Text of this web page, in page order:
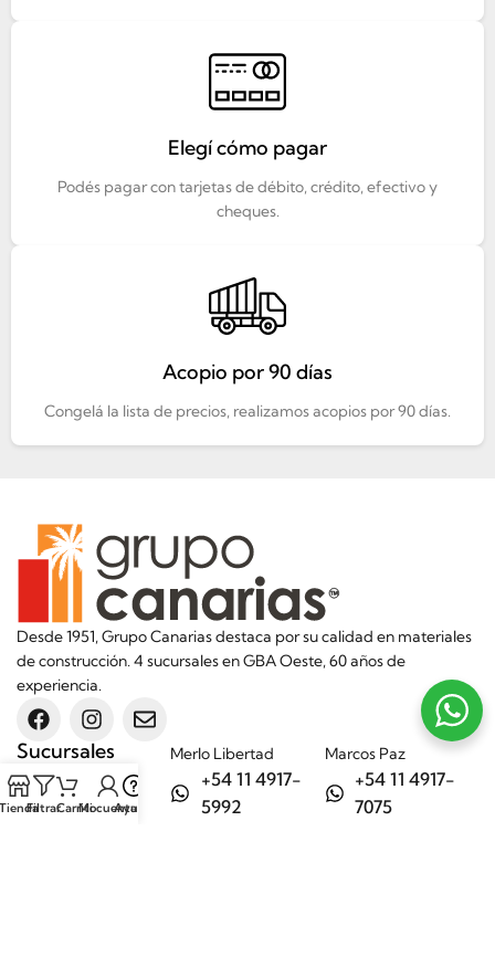
Elegí cómo pagar
Podés pagar con tarjetas de débito, crédito, efectivo y
cheques.
Acopio por 90 días
Congelá la lista de precios, realizamos acopios por 90 días.
Desde 1951, Grupo Canarias destaca por su calidad en materiales
de construcción. 4 sucursales en GBA Oeste, 60 años de
experiencia.
Sucursales Merlo Libertad
+54 11 4917-
5992
Marcos Paz
+54 11 4917-
7075
FiltrarCarritoMi cuenta
Ayuda